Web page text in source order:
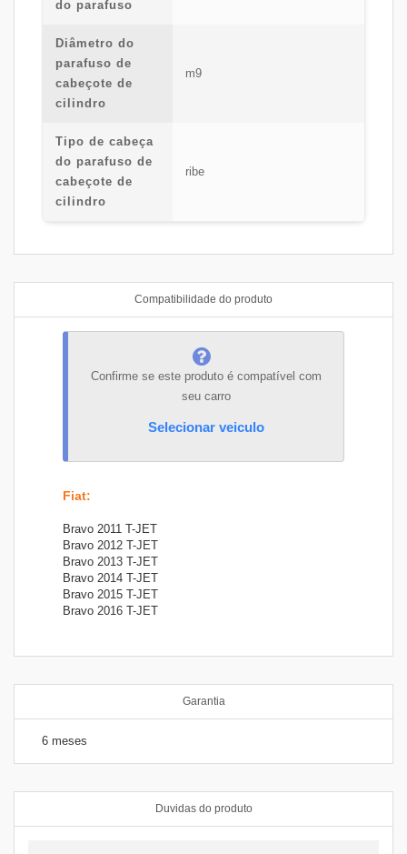
do parafuso
Diâmetro do
parafuso de
cabeçote de
cilindro
m9
Tipo de cabeça
do parafuso de
cabeçote de
cilindro
ribe
Compatibilidade do produto
Confirme se este produto é compatível com
seu carro
Selecionar veiculo
Fiat:
Bravo 2011 T-JET
Bravo 2012 T-JET
Bravo 2013 T-JET
Bravo 2014 T-JET
Bravo 2015 T-JET
Bravo 2016 T-JET
Garantia
6 meses
Duvidas do produto